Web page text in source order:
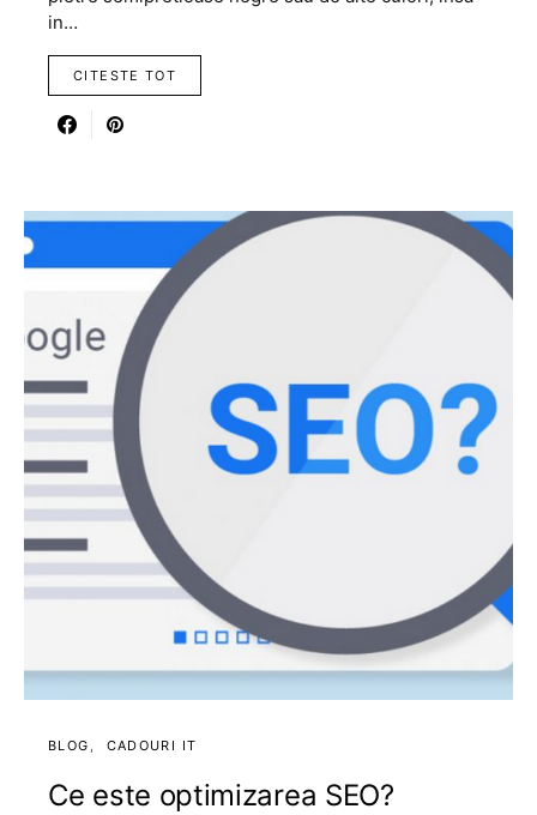
in…
CITESTE TOT
BLOG CADOURI IT
Ce este optimizarea SEO?